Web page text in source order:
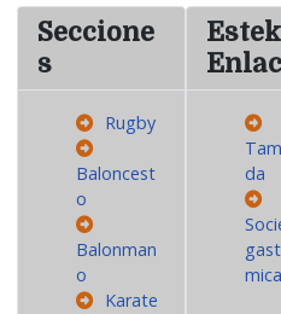
Seccione
s
Rugby
Baloncest
o
Balonman
o
Karate
da
mica